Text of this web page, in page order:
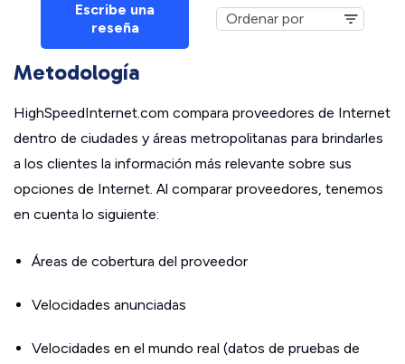
Escribe una
reseña
Metodología
HighSpeedInternet.com compara proveedores de Internet
dentro de ciudades y áreas metropolitanas para brindarles
a los clientes la información más relevante sobre sus
opciones de Internet. Al comparar proveedores, tenemos
en cuenta lo siguiente:
Áreas de cobertura del proveedor
Velocidades anunciadas
Velocidades en el mundo real (datos de pruebas de